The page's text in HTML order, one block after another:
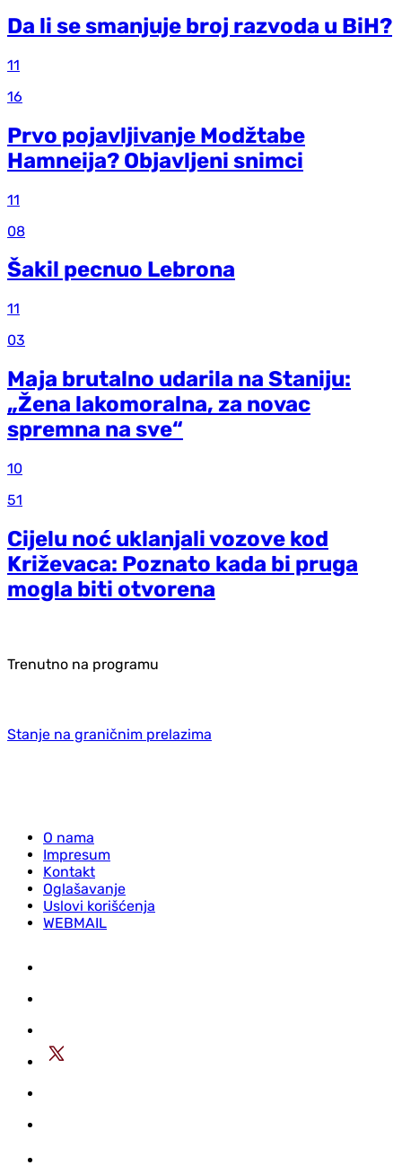
Da li se smanjuje broj razvoda u BiH?
11
16
Prvo pojavljivanje Modžtabe
Hamneija? Objavljeni snimci
11
08
Šakil pecnuo Lebrona
11
03
Maja brutalno udarila na Staniju:
„Žena lakomoralna, za novac
spremna na sve“
10
51
Cijelu noć uklanjali vozove kod
Križevaca: Poznato kada bi pruga
mogla biti otvorena
Trenutno na programu
Stanje na graničnim prelazima
O nama
Impresum
Kontakt
Oglašavanje
Uslovi korišćenja
WEBMAIL